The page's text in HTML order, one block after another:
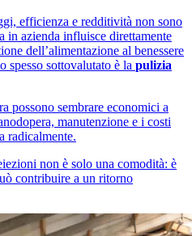
efficienza e redditività non sono
in azienda influisce direttamente
dell’alimentazione al benessere
spesso sottovalutato è la pulizia
possono sembrare economici a
manutenzione e i costi
radicalmente.
non è solo una comodità: è
contribuire a un ritorno